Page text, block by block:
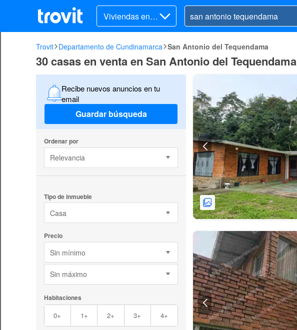
Viviendas en v
enta
Trovit Departamento de Cundinamarca San Antonio del Tequendama
30 casas en venta en San Antonio del Tequendama
Recibe nuevos anuncios en tu
email
Guardar búsqueda
Ordenar por
Relevancia
Tipo de inmueble
Casa
Precio
Sin mínimo
Sin máximo
Habitaciones
0+ 1+ 2+ 3+ 4+